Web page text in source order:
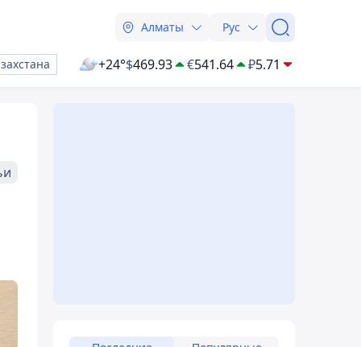
Алматы Рус
+24°$469.93 €541.64 ₽5.71